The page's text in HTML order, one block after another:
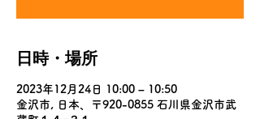
日時・場所
2023年12月24日 10:00 – 10:50
金沢市, 日本、〒920-0855 石川県金沢市武